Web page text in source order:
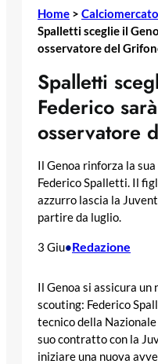
Home > Calciomercato
Spalletti sceglie il
osservatore del
Spalletti
Federico
osservatore
Il Genoa rinforza la
Federico Spalletti. Il
azzurro lascia la
partire da luglio.
3 Giu•Redazione
Il Genoa si assicura un
scouting: Federico
tecnico della
suo contratto con la
iniziare una nuova